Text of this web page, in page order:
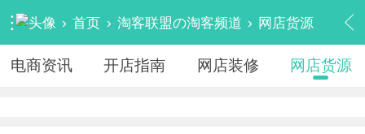
› 首页 › 淘客联盟の淘客频道 › 网店货源
电商资讯 开店指南 网店装修 网店货源